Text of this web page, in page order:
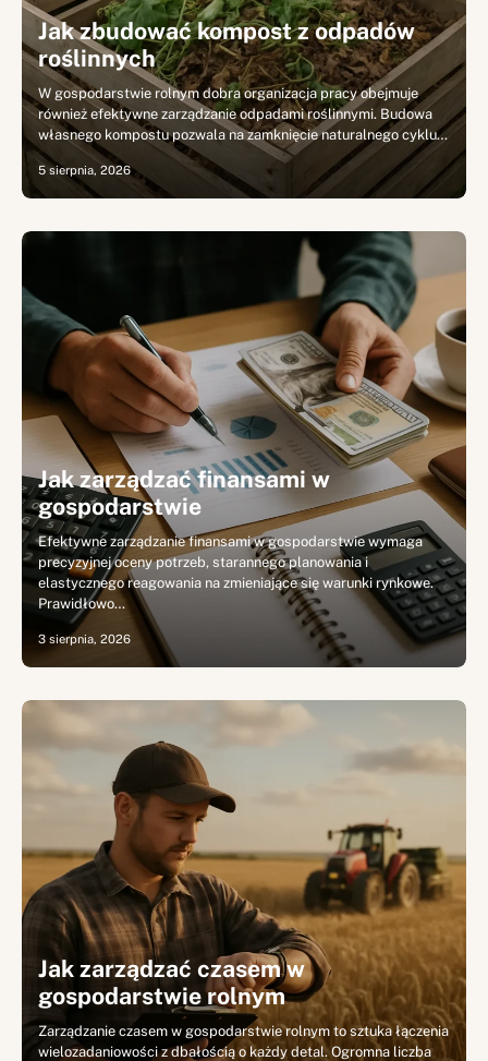
Jak zbudować kompost z odpadów
roślinnych
W gospodarstwie rolnym dobra organizacja pracy obejmuje
również efektywne zarządzanie odpadami roślinnymi. Budowa
własnego kompostu pozwala na zamknięcie naturalnego cyklu…
5 sierpnia, 2026
Jak zarządzać finansami w
gospodarstwie
Efektywne zarządzanie finansami w gospodarstwie wymaga
precyzyjnej oceny potrzeb, starannego planowania i
elastycznego reagowania na zmieniające się warunki rynkowe.
Prawidłowo…
3 sierpnia, 2026
Jak zarządzać czasem w
gospodarstwie rolnym
Zarządzanie czasem w gospodarstwie rolnym to sztuka łączenia
wielozadaniowości z dbałością o każdy detal. Ogromna liczba